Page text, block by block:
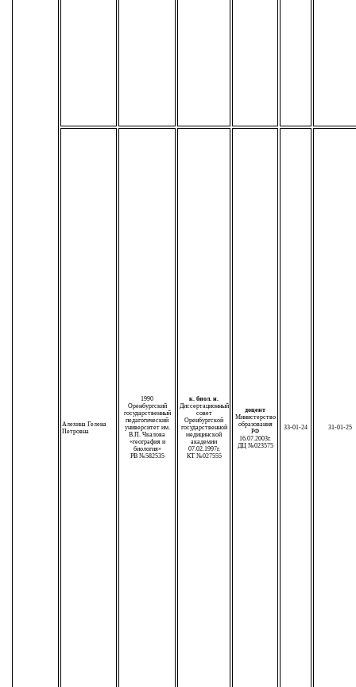
Алехина Гелена
Петровна
1990
Оренбургский
государственный
педагогический
университет им.
В.П. Чкалова
«география и
биология»
РВ №582535
к. биол. н.
Диссертационный
совет
Оренбургской
государственной
медицинской
академии
07.02.1997г.
КТ №027555
доцент
Министерство
образования
РФ
16.07.2003г.
ДЦ №023575
33-01-24 31-01-25